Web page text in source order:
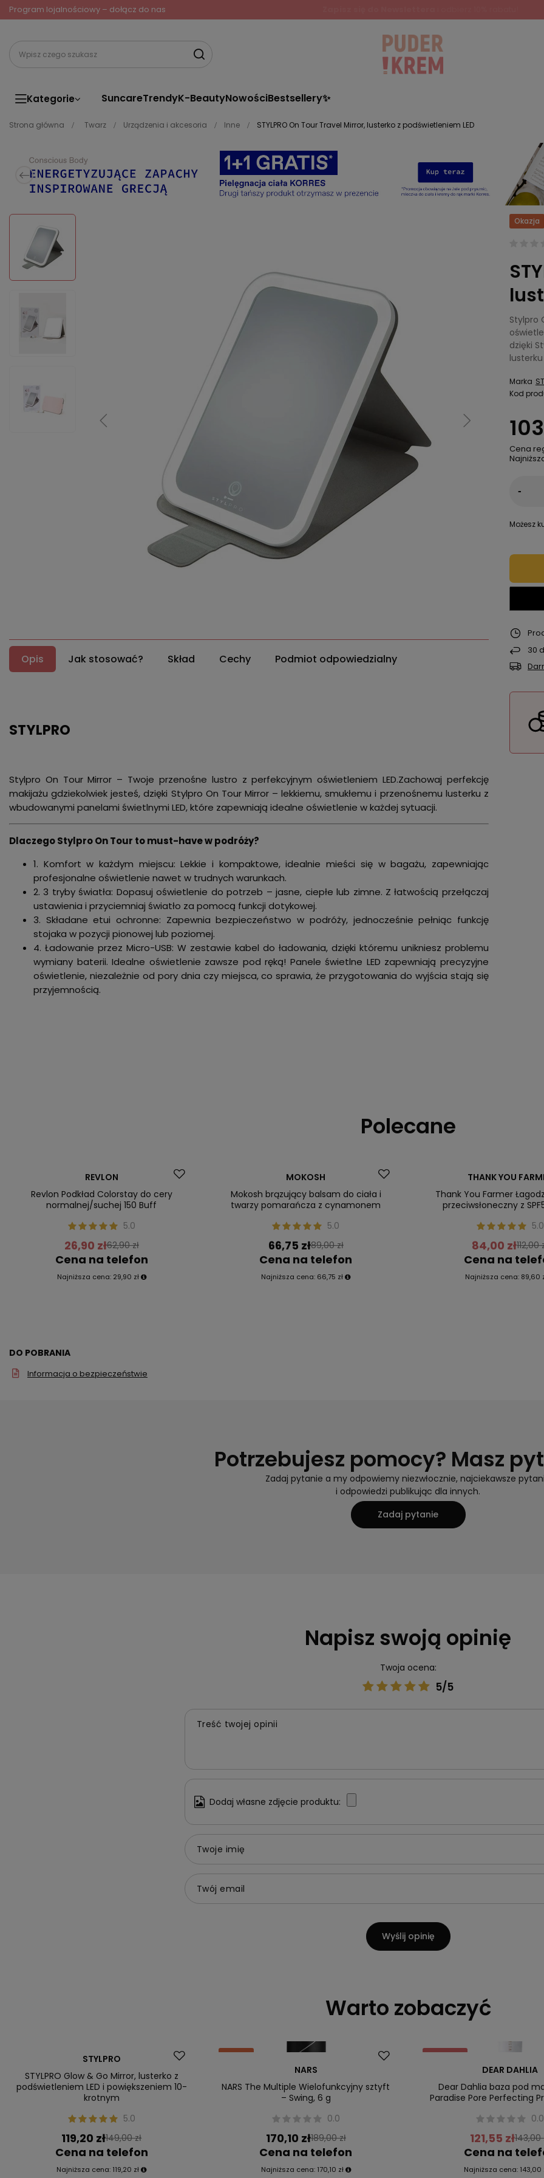
Program lojalnościowy – dołącz do nas
Kategorie SuncareTrendyK-BeautyNowościBestsellery✨
Strona główna Twarz Urządzenia i akcesoria Inne STYLPRO On Tour Travel Mirror, lusterko z podświetleniem LED
Opis Jak stosować? Skład Cechy Podmiot odpowiedzialny
STYLPRO
Stylpro On Tour Mirror – Twoje przenośne lustro z perfekcyjnym oświetleniem LED.Zachowaj perfekcję
makijażu gdziekolwiek jesteś, dzięki Stylpro On Tour Mirror – lekkiemu, smukłemu i przenośnemu lusterku z
wbudowanymi panelami świetlnymi LED, które zapewniają idealne oświetlenie w każdej sytuacji.
Dlaczego Stylpro On Tour to must-have w podróży?
1. Komfort w każdym miejscu: Lekkie i kompaktowe, idealnie mieści się w bagażu, zapewniając
profesjonalne oświetlenie nawet w trudnych warunkach.
2. 3 tryby światła: Dopasuj oświetlenie do potrzeb – jasne, ciepłe lub zimne. Z łatwością przełączaj
ustawienia i przyciemniaj światło za pomocą funkcji dotykowej.
3. Składane etui ochronne: Zapewnia bezpieczeństwo w podróży, jednocześnie pełniąc funkcję
stojaka w pozycji pionowej lub poziomej.
4. Ładowanie przez Micro-USB: W zestawie kabel do ładowania, dzięki któremu unikniesz problemu
wymiany baterii. Idealne oświetlenie zawsze pod ręką! Panele świetlne LED zapewniają precyzyjne
oświetlenie, niezależnie od pory dnia czy miejsca, co sprawia, że przygotowania do wyjścia stają się
przyjemnością.
Okazja
Stylpro
dzięki
Marka
Kod
Cena
-
Możesz
30
Polecane
REVLON
Revlon Podkład Colorstay do cery
normalnej/suchej 150 Buff
5.0
26,90 zł62,90 zł
Cena na telefon
Najniższa cena: 29,90 zł
MOKOSH
Mokosh brązujący balsam do ciała i
twarzy pomarańcza z cynamonem
5.0
66,75 zł89,00 zł
Cena na telefon
Najniższa cena: 66,75 zł
THANK YOU
Thank You Farmer
przeciwsłoneczny z
5.0
84,00 zł112,00
Cena na
Najniższa cena: 89,60
DO POBRANIA
Informacja o bezpieczeństwie
Potrzebujesz pomocy? Masz
Zadaj pytanie a my odpowiemy niezwłocznie, najciekawsze
i odpowiedzi publikując dla innych.
Zadaj pytanie
Napisz swoją opinię
Twoja ocena:
5/5
Treść twojej opinii
Dodaj własne zdjęcie produktu:
Twoje imię
Twój email
Wyślij opinię
Warto zobaczyć
STYLPRO
STYLPRO Glow & Go Mirror, lusterko z
podświetleniem LED i powiększeniem 10-
krotnym
5.0
119,20 zł149,00 zł
Cena na telefon
Najniższa cena: 119,20 zł
Okazja
NARS
NARS The Multiple Wielofunkcyjny sztyft
– Swing, 6 g
0.0
170,10 zł189,00 zł
Cena na telefon
Najniższa cena: 170,10 zł
Promocja
DEAR DAHLIA
Dear Dahlia baza pod
Paradise Pore Perfecting
0.0
121,55 zł143,00
Cena na
Najniższa cena: 143,00